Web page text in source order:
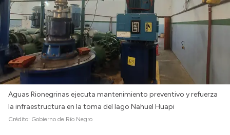
Aguas Rionegrinas ejecuta mantenimiento preventivo y refuerza
la infraestructura en la toma del lago Nahuel Huapi
Crédito: Gobierno de Río Negro